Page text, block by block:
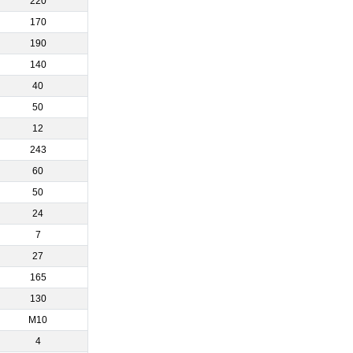
170
190
140
40
50
12
243
60
50
24
7
27
165
130
M10
4